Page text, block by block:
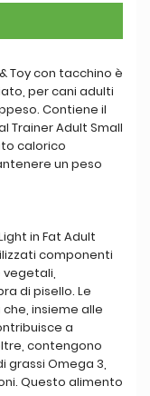
Toy con tacchino è
per cani adulti
Contiene il
Trainer Adult Small
calorico
un peso
in Fat Adult
componenti
vegetali,
di pisello. Le
insieme alle
a
contengono
grassi Omega 3,
Questo alimento